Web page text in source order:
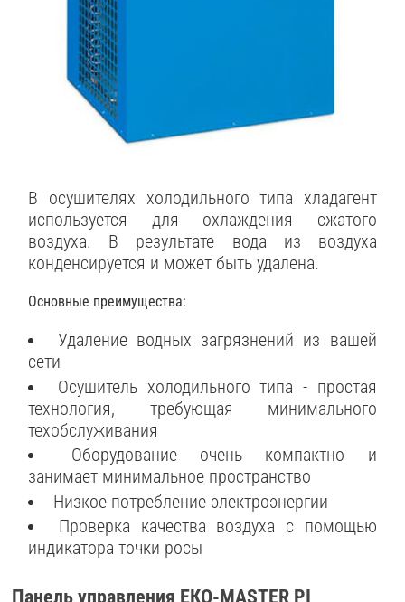
В осушителях холодильного типа хладагент
используется для охлаждения сжатого
воздуха. В результате вода из воздуха
конденсируется и может быть удалена.
Основные преимущества:
Удаление водных загрязнений из вашей
сети
Осушитель холодильного типа - простая
технология, требующая минимального
техобслуживания
Оборудование очень компактно и
занимает минимальное пространство
Низкое потребление электроэнергии
Проверка качества воздуха с помощью
индикатора точки росы
Панель управления ЕКО-МАSТЕR РI